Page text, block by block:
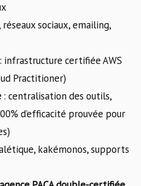
réseaux sociaux, emailing,
: infrastructure certifiée AWS
Practitioner)
: centralisation des outils,
d’efficacité prouvée pour
kakémonos, supports